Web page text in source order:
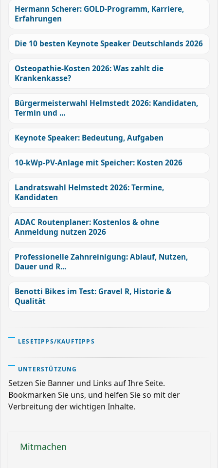
Hermann Scherer: GOLD-Programm, Karriere,
Erfahrungen
Die 10 besten Keynote Speaker Deutschlands 2026
Osteopathie-Kosten 2026: Was zahlt die
Krankenkasse?
Bürgermeisterwahl Helmstedt 2026: Kandidaten,
Termin und ...
Keynote Speaker: Bedeutung, Aufgaben
10-kWp-PV-Anlage mit Speicher: Kosten 2026
Landratswahl Helmstedt 2026: Termine,
Kandidaten
ADAC Routenplaner: Kostenlos & ohne
Anmeldung nutzen 2026
Professionelle Zahnreinigung: Ablauf, Nutzen,
Dauer und R...
Benotti Bikes im Test: Gravel R, Historie &
Qualität
LESETIPPS/KAUFTIPPS
UNTERSTÜTZUNG
Setzen Sie Banner und Links auf Ihre Seite.
Bookmarken Sie uns, und helfen Sie so mit der
Verbreitung der wichtigen Inhalte.
Mitmachen